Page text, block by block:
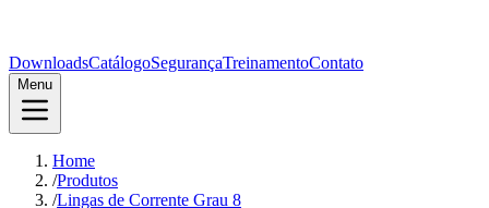
DownloadsCatálogoSegurançaTreinamentoContato
Menu
Home
/Produtos
/Lingas de Corrente Grau 8